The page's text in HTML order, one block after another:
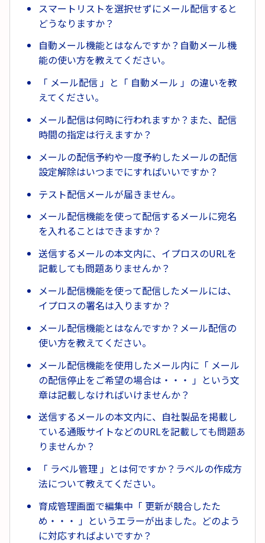
スマートリストを選択せずにメール配信すると
どうなりますか？
自動メール機能とはなんですか？自動メール機
能の使い方を教えてください。
「 メール配信 」と「 自動メール 」の違いを教
えてください。
メール配信は何時に行われますか？また、配信
時間の指定は行えますか？
メールの配信予約や一度予約したメールの配信
設定解除はいつまでにすればいいですか？
テスト配信メールが届きません。
メール配信機能を使って配信するメールに宛名
を入れることはできますか？
送信するメールの本文内に、イプロスのURLを
記載しても問題ありませんか？
メール配信機能を使って配信したメールには、
イプロスの署名は入りますか？
メール配信機能とはなんですか？メール配信の
使い方を教えてください。
メール配信機能を使用したメール内に「 メール
の配信停止をご希望の場合は・・・ 」という文
章は記載しなければいけませんか？
送信するメールの本文内に、自社製品を掲載し
ている通販サイトなどのURLを記載しても問題あ
りませんか？
「 ラベル管理 」とは何ですか？ラベルの作成方
法について教えてください。
育成管理画面で編集中「 更新が競合したた
め・・・ 」というエラーが出ました。どのよう
に対応すればよいですか？